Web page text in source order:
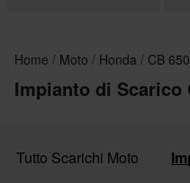
Home Moto Honda CB
Impianto di Scarico
Tutto Scarichi Moto